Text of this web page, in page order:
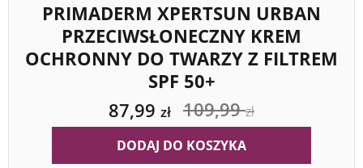
PRIMADERM XPERTSUN URBAN
PRZECIWSŁONECZNY KREM
OCHRONNY DO TWARZY Z FILTREM
SPF 50+
87,99 zł 109,99zł
DODAJ DO KOSZYKA